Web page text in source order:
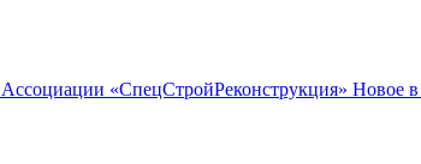
«СпецСтройРеконструкция» Новое в